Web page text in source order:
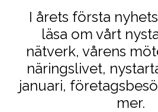
I årets första
läsa om vårt
nätverk, vårens
näringslivet,
januari,
mer.